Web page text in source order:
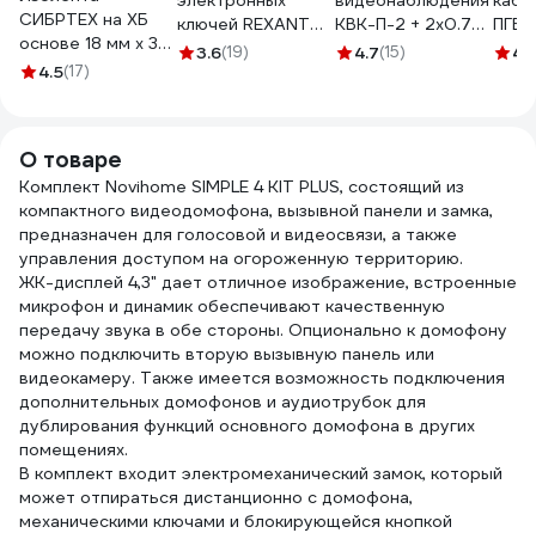
СИБРТЕХ на ХБ
основе 18 мм х 30
м, 300 гр. 88762
4.5(17)
ключей REXANT
125KHz формат
3.6(19)
КВК-П-2 + 2х0.75
кв.мм, 200м,
4.7(15) 4.7
О товаре
Комплект Novihome SIMPLE 4 KIT PLUS, состоящий из
компактного видеодомофона, вызывной панели и замка,
предназначен для голосовой и видеосвязи, а также
управления доступом на огороженную территорию.
ЖК-дисплей 4,3" дает отличное изображение, встроенные
микрофон и динамик обеспечивают качественную
передачу звука в обе стороны. Опционально к домофону
можно подключить вторую вызывную панель или
видеокамеру. Также имеется возможность подключения
дополнительных домофонов и аудиотрубок для
дублирования функций основного домофона в других
помещениях.
В комплект входит электромеханический замок, который
может отпираться дистанционно с домофона,
механическими ключами и блокирующейся кнопкой